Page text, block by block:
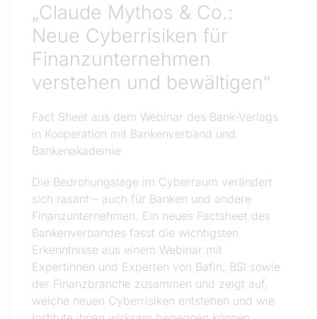
„Claude Mythos & Co.:
Neue Cyberrisiken für
Finanzunternehmen
verstehen und bewältigen“
Fact Sheet aus dem Webinar des Bank-Verlags
in Kooperation mit Bankenverband und
Bankenakademie
Die Bedrohungslage im Cyberraum verändert
sich rasant – auch für Banken und andere
Finanzunternehmen. Ein neues Factsheet des
Bankenverbandes fasst die wichtigsten
Erkenntnisse aus einem Webinar mit
Expertinnen und Experten von Bafin, BSI sowie
der Finanzbranche zusammen und zeigt auf,
welche neuen Cyberrisiken entstehen und wie